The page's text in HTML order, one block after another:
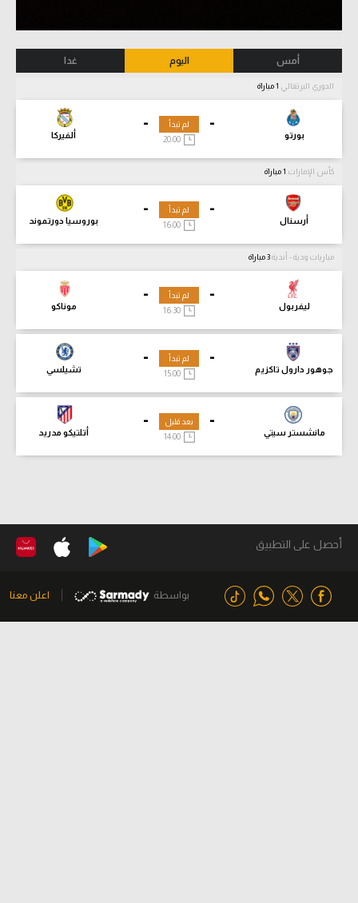
أمس اليوم غدا
الدوري البرتغالي
-
بورتو
-
ألفيركا
لم تبدأ
كأس الإمارات
-
أرسنال
-
بوروسيا دورتموند
لم تبدأ
مباريات ودية - أندية
-
ليفربول
-
موناكو
لم تبدأ
-
جوهور دارول تاكزيم
-
تشيلسي
لم تبدأ
15:00
-
مانشستر سيتي
-
أتلتيكو مدريد
بعد قليل
14:00
أحصل على التطبيق
بواسطة اعلن معنا